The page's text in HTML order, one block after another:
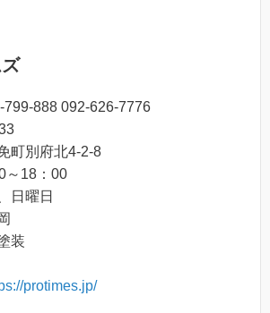
799-888 092-626-7776
町別府北4-2-8
～18：00
日曜日
装
protimes.jp/